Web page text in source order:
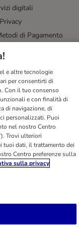
digitali
Privacy
di Pagamento
e altre tecnologie
per consentirti di
Con il tuo consenso
e con finalità di
di navigazione, di
personalizzati. Puoi
nel nostro Centro
Trovi ulteriori
tuoi dati, il trattamento dei
Centro preferenze sulla
sulla privacy